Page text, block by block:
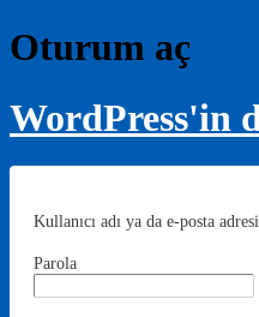
Oturum aç
WordPress'in
Kullanıcı adı ya da e-posta adresi
Parola